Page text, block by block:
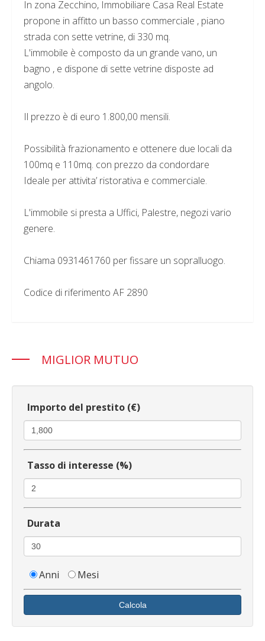
In zona Zecchino, Immobiliare Casa Real Estate
propone in affitto un basso commerciale , piano
strada con sette vetrine, di 330 mq.
L'immobile è composto da un grande vano, un
bagno , e dispone di sette vetrine disposte ad
angolo.
Il prezzo è di euro 1.800,00 mensili.
Possibilità frazionamento e ottenere due locali da
100mq e 110mq. con prezzo da condordare
Ideale per attivita’ ristorativa e commerciale.
L'immobile si presta a Uffici, Palestre, negozi vario
genere.
Chiama 0931461760 per fissare un sopralluogo.
Codice di riferimento AF 2890
MIGLIOR MUTUO
Importo del prestito (€)
Tasso di interesse (%)
Durata
Anni Mesi
Calcola